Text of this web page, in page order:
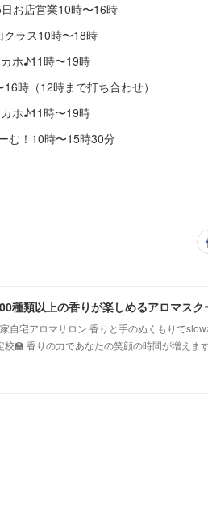
お店営業10時〜16時
クラス10時〜18時
ホ♪11時〜19時
時（12時まで打ち合わせ）
ホ♪11時〜19時
む！10時〜15時30分
自宅アロマサロン 香りと手のぬくもりで
🏫 香りの力であなたの笑顔の時間が増えま